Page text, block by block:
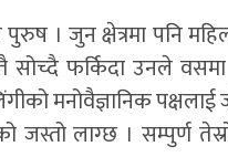
। जुन क्षेत्रमा पनि
सोच्दै फर्किदा उनले
मनोवैज्ञानिक
लाग्छ । सम्पुर्ण